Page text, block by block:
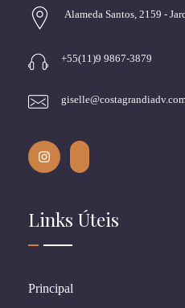
Alameda Santos, 2159 -
+55(11)9 9867-3879
Links Úteis
Principal